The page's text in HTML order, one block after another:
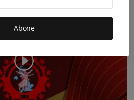
Abone